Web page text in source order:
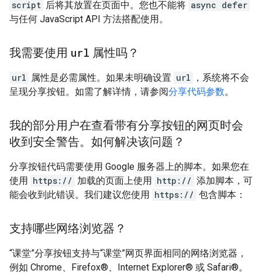
script 后将其放置在页面中。您也不能将 async defer
与任何 JavaScript API 方法搭配使用。
我需要使用 url 属性吗？
url 属性是必需属性。如果未明确设置 url
，系统将不会
呈现分享按钮。如需了解详情，请参阅分享代码参数。
我的部分用户在查看带有分享按钮的网页时会
收到安全警告。如何解决该问题？
分享按钮代码需要使用 Google 服务器上的脚本。如果您在
使用
https:// 加载的页面上使用 http:// 添加脚本，可
能会收到此错误。我们建议您使用
https:// 包含脚本：
支持哪些网络浏览器？
“课堂”分享按钮支持与“课堂”网页界面相同的网络浏览器，
例如 Chrome、Firefox®、Internet Explorer® 或 Safari®。